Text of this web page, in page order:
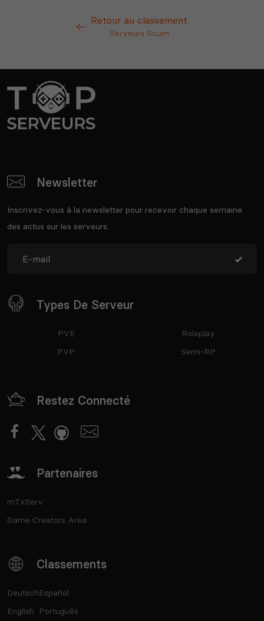
Retour au classement
Serveurs Scum
Newsletter
Inscrivez-vous à la newsletter pour recevoir chaque semaine
des actus sur les serveurs.
Types De Serveur
PVE
PVP
Roleplay
Semi-RP
Restez Connecté
Partenaires
mTxServ
Game Creators Area
Classements
Deutsch
English
Español
Português